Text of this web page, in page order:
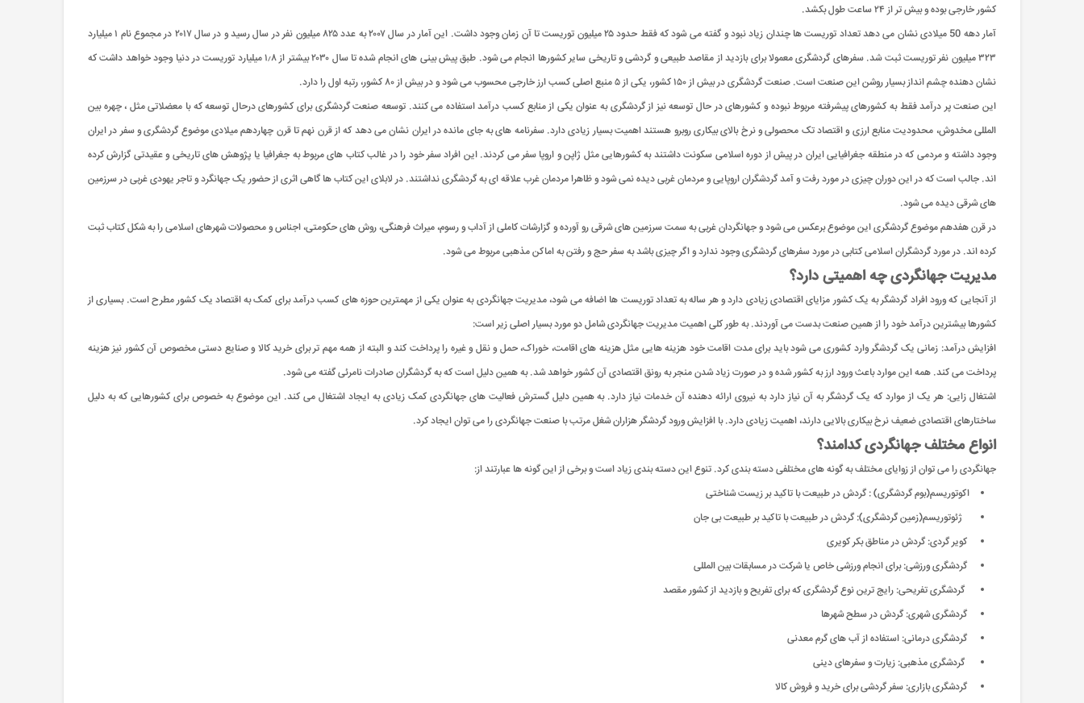
کشور خارجی بوده و بیش تر از ۲۴ ساعت طول بکشد.
آمار دهه 50 میلادی نشان می دهد تعداد توریست ها چندان زیاد نبود و گفته می شود که فقط حدود ۲۵ میلیون توریست تا آن زمان وجود داشت. این آمار در سال ۲۰۰۷ به عدد ۸۲۵ میلیون نفر در سال رسید و در سال ۲۰۱۷ در مجموع نام ۱ میلیارد
۳۲۳ میلیون نفر توریست ثبت شد. سفرهای گردشگری معمولا برای بازدید از مقاصد طبیعی و گردشی و تاریخی سایر کشورها انجام می شود. طبق پیش ‌بینی های انجام شده تا سال ۲۰۳۰ بیشتر از ۱٫۸ میلیارد توریست در دنیا وجود خواهد داشت که
نشان دهنده چشم ‌انداز بسیار روشن این صنعت است. صنعت گردشگری در بیش از ۱۵۰ کشور، یکی از ۵ منبع اصلی کسب ارز خارجی محسوب می شود و در بیش از ۸۰ کشور، رتبه اول را دارد.
این صنعت پر درآمد فقط به کشورهای پیشرفته مربوط نبوده و کشورهای در حال توسعه نیز از گردشگری به عنوان یکی از منابع کسب درآمد استفاده می کنند. توسعه صنعت گردشگری برای کشورهای درحال توسعه که با معضلاتی مثل ، چهره بین‌
المللی مخدوش، محدودیت منابع ارزی و اقتصاد تک محصولی و نرخ بالای بیکاری روبرو هستند اهمیت بسیار زیادی دارد. سفرنامه های به جای مانده در ایران نشان می دهد که از قرن نهم تا قرن چهاردهم میلادی موضوع گردشگری و سفر در ایران
وجود داشته و مردمی که در منطقه جغرافیایی ایران در پیش از دوره اسلامی سکونت داشتند به کشورهایی مثل ژاپن و اروپا سفر می‌ کردند. این افراد سفر خود را در غالب کتاب‌ های مربوط به جغرافیا یا پژوهش‌ های تاریخی و عقیدتی گزارش کرده
اند. جالب است که در این دوران چیزی در مورد رفت و آمد گردشگران اروپایی و مردمان غربی دیده نمی شود و ظاهرا مردمان غرب علاقه ‌ای به گردشگری نداشتند. در لابلای این کتاب ها گاهی اثری از حضور یک جهانگرد و تاجر یهودی غربی در سرزمین
های شرقی دیده می شود.
در قرن هفدهم موضوع گردشگری این موضوع برعکس می شود و جهانگردان غربی به سمت سرزمین ‌های شرقی رو آورده و گزارشات کاملی از آداب و رسوم، میراث فرهنگی، روش های حکومتی، اجناس و محصولات شهرهای اسلامی را به شکل کتاب ثبت
کرده اند. در مورد گردشگران اسلامی کتابی در مورد سفرهای گردشگری وجود ندارد و اگر چیزی باشد به سفر حج و رفتن به اماکن مذهبی مربوط می شود.
مدیریت جهانگردی چه اهمیتی دارد؟
از آنجایی که ورود افراد گردشگر به یک کشور مزایای اقتصادی زیادی دارد و هر ساله به تعداد توریست ها اضافه می شود، مدیریت جهانگردی به عنوان یکی از مهمترین حوزه های کسب درآمد برای کمک به اقتصاد یک کشور مطرح است. بسیاری از
کشورها بیشترین درآمد خود را از همین صنعت بدست می آوردند. به طور کلی اهمیت مدیریت جهانگردی شامل دو مورد بسیار اصلی زیر است:
افزایش درآمد: زمانی یک گردشگر وارد کشوری می شود باید برای مدت اقامت خود هزینه هایی مثل هزینه های اقامت، خوراک، حمل و نقل و غیره را پرداخت کند و البته از همه مهم تر برای خرید کالا و صنایع دستی مخصوص آن کشور نیز هزینه
پرداخت می کند. همه این موارد باعث ورود ارز به کشور شده و در صورت زیاد شدن منجر به رونق اقتصادی آن کشور خواهد شد. به همین دلیل است که به گردشگران صادرات نامرئی گفته می شود.
اشتغال زایی: هر یک از موارد که یک گردشگر به آن نیاز دارد به نیروی ارائه دهنده آن خدمات نیاز دارد. به همین دلیل گسترش فعالیت های جهانگردی کمک زیادی به ایجاد اشتغال می کند. این موضوع به خصوص برای کشورهایی که به دلیل
ساختارهای اقتصادی ضعیف نرخ بیکاری بالایی دارند، اهمیت زیادی دارد. با افزایش ورود گردشگر هزاران شغل مرتب با صنعت جهانگردی را می توان ایجاد کرد.
انواع مختلف جهانگردی کدامند؟
جهانگردی را می توان از زوایای مختلف به گونه های مختلفی دسته بندی کرد. تنوع این دسته بندی زیاد است و برخی از این گونه ها عبارتند از:
اکوتوریسم(بوم گردشگری) : گردش در طبیعت با تاکید بر زیست شناختی
ژئوتوریسم(زمین گردشگری): گردش در طبیعت با تاکید بر طبیعت بی جان
کویر گردی: گردش در مناطق بکر کویری
گردشگری ورزشی: برای انجام ورزشی خاص یا شرکت در مسابقات بین ‌المللی
گردشگری تفریحی: رایج ‌ترین نوع گردشگری که برای تفریح و بازدید از کشور مقصد
گردشگری شهری: گردش در سطح شهرها
گردشگری درمانی: استفاده از آب‌ های گرم معدنی
گردشگری مذهبی: زیارت و سفرهای دینی
گردشگری بازاری: سفر گردشی برای خرید و فروش کالا